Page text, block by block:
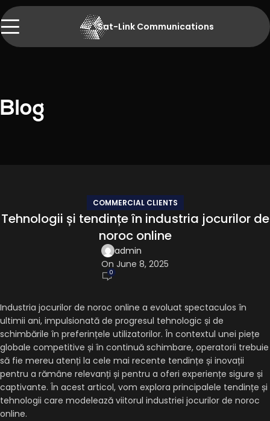
Sat-Link Communications
Blog
COMMERCIAL CLIENTS
Tehnologii și tendințe în industria jocurilor de
noroc online
admin
On June 8, 2025
0
Industria jocurilor de noroc online a evoluat spectaculos în
ultimii ani, impulsionată de progresul tehnologic și de
schimbările în preferințele utilizatorilor. În contextul unei piețe
globale competitive și în continuă schimbare, operatorii trebuie
să fie mereu atenți la cele mai recente tendințe și inovații
pentru a rămâne relevanți și pentru a oferi experiențe sigure și
captivante. În acest articol, vom explora principalele tendințe și
tehnologii care modelează viitorul industriei jocurilor de noroc
online.